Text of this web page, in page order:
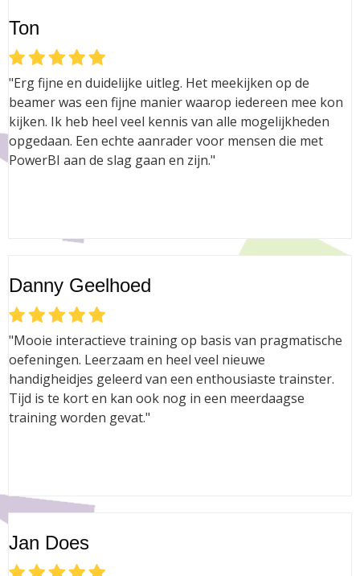
Ton
"Erg fijne en duidelijke uitleg. Het meekijken op de
beamer was een fijne manier waarop iedereen mee kon
kijken. Ik heb heel veel kennis van alle mogelijkheden
opgedaan. Een echte aanrader voor mensen die met
PowerBI aan de slag gaan en zijn."
Danny Geelhoed
"Mooie interactieve training op basis van pragmatische
oefeningen. Leerzaam en heel veel nieuwe
handigheidjes geleerd van een enthousiaste trainster.
Tijd is te kort en kan ook nog in een meerdaagse
training worden gevat."
Jan Does